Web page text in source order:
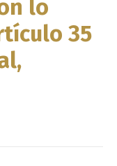
lo
35